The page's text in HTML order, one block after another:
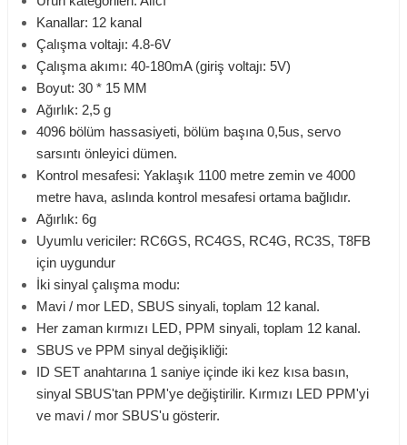
Kanallar: 12 kanal
Çalışma voltajı: 4.8-6V
Çalışma akımı: 40-180mA (giriş voltajı: 5V)
Boyut: 30 * 15 MM
Ağırlık: 2,5 g
4096 bölüm hassasiyeti, bölüm başına 0,5us, servo
sarsıntı önleyici dümen.
Kontrol mesafesi: Yaklaşık 1100 metre zemin ve 4000
metre hava, aslında kontrol mesafesi ortama bağlıdır.
Ağırlık: 6g
Uyumlu vericiler: RC6GS, RC4GS, RC4G, RC3S, T8FB
için uygundur
İki sinyal çalışma modu:
Mavi / mor LED, SBUS sinyali, toplam 12 kanal.
Her zaman kırmızı LED, PPM sinyali, toplam 12 kanal.
SBUS ve PPM sinyal değişikliği:
ID SET anahtarına 1 saniye içinde iki kez kısa basın,
sinyal SBUS'tan PPM'ye değiştirilir. Kırmızı LED PPM'yi
ve mavi / mor SBUS'u gösterir.